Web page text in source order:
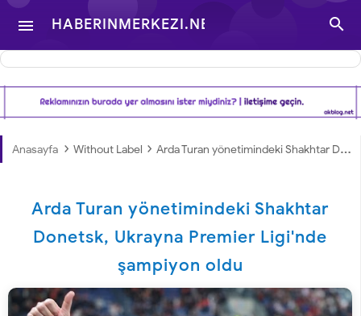
 HABERINMERKEZI.NET
- TÜRKIYE VE DÜNYA
GÜNDEMINDEN

Anasayfa › Without Label › Arda Turan yönetimindeki Shakhtar Donetsk, Ukrayna Premier Ligi'nde şampiyon oldu
Arda Turan yönetimindeki Shakhtar
Donetsk, Ukrayna Premier Ligi'nde
şampiyon oldu